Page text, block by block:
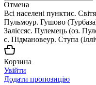
Отмена
Всі населені пунктиc.
Пульмоур. Гушово
Заліссяс. Пулемець (оз.
с. Підмановеур. Ступа
Корзина
Увійти
Додати пропозицію